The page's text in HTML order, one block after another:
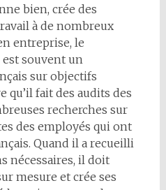
bien, crée des
à de nombreux
entreprise, le
souvent un
sur objectifs
qu’il fait des audits des
recherches sur
des employés qui ont
Quand il a recueilli
nécessaires, il doit
mesure et crée ses